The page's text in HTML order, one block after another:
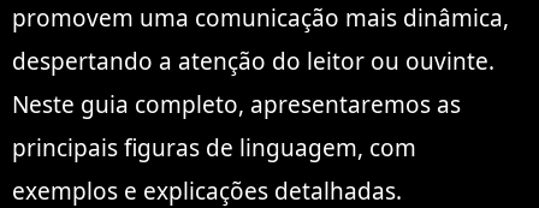
promovem uma comunicação mais dinâmica,
despertando a atenção do leitor ou ouvinte.
Neste guia completo, apresentaremos as
principais figuras de linguagem, com
exemplos e explicações detalhadas.